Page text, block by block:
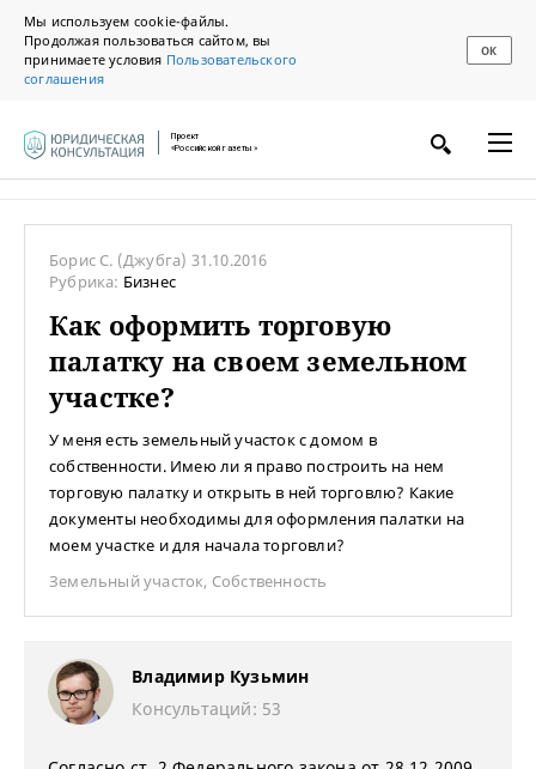
Мы используем cookie-файлы.
Продолжая пользоваться сайтом, вы
принимаете условия Пользовательского
соглашения
ОК
Проект
«Российской газеты»
Борис С. (Джубга) 31.10.2016
Рубрика: Бизнес
Как оформить торговую
палатку на своем земельном
участке?
У меня есть земельный участок с домом в
собственности. Имею ли я право построить на нем
торговую палатку и открыть в ней торговлю? Какие
документы необходимы для оформления палатки на
моем участке и для начала торговли?
Земельный участок, Собственность
Владимир Кузьмин
Консультаций: 53